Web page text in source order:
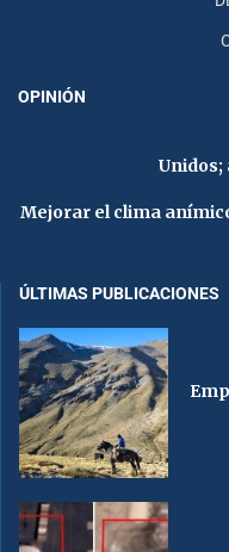
OPINIÓN
Unidos;
Mejorar el clima
ÚLTIMAS PUBLICACIONES